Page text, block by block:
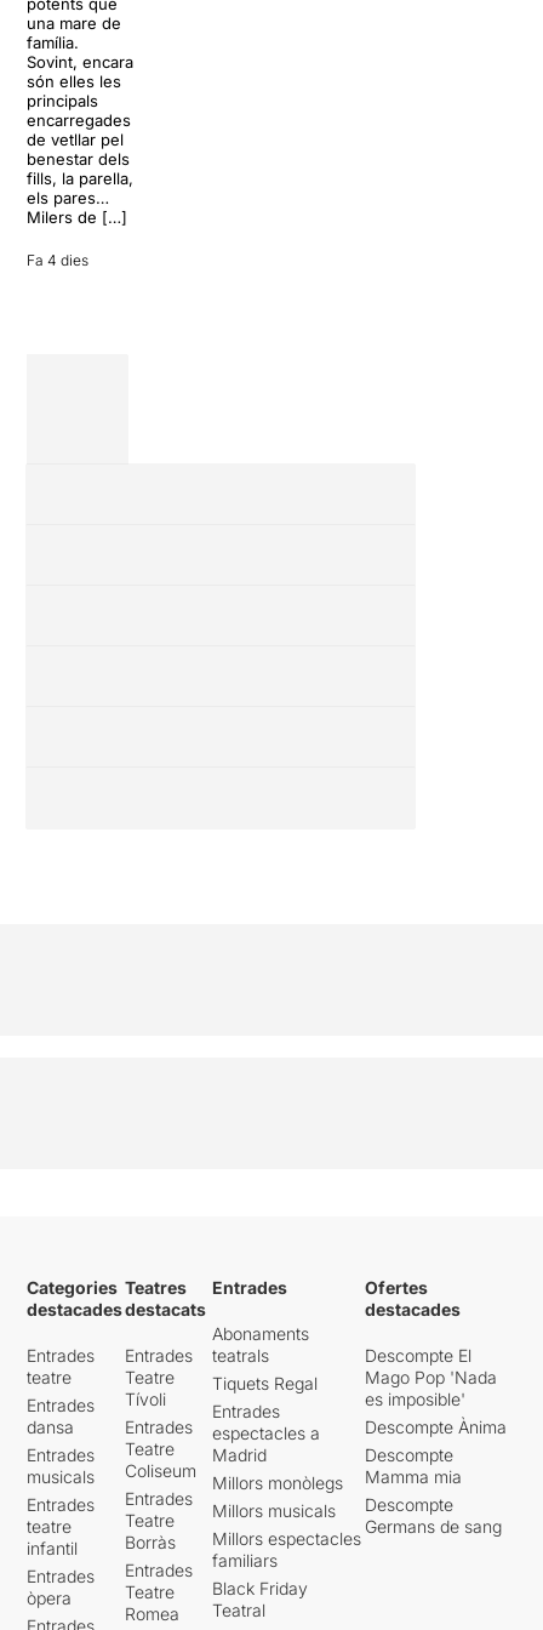
potents que
una mare de
família.
Sovint, encara
són elles les
principals
encarregades
de vetllar pel
benestar dels
fills, la parella,
els pares…
Milers de […]
Fa 4 dies
Categories
destacades
Entrades
teatre
Entrades
dansa
Entrades
musicals
Entrades
teatre
infantil
Entrades
òpera
Entrades
Teatres
destacats
Entrades
Teatre
Tívoli
Entrades
Teatre
Coliseum
Entrades
Teatre
Borràs
Entrades
Teatre
Romea
Entrades
Abonaments
teatrals
Tiquets Regal
Entrades
espectacles a
Madrid
Millors monòlegs
Millors musicals
Millors espectacles
familiars
Black Friday
Teatral
Ofertes
destacades
Descompte El
Mago Pop 'Nada
es imposible'
Descompte Ànima
Descompte
Mamma mia
Descompte
Germans de sang